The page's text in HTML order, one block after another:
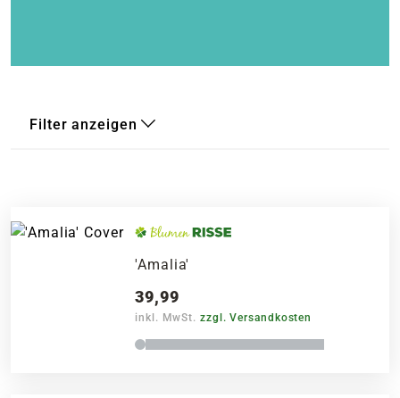
Filter anzeigen
'Amalia'
39,99
inkl. MwSt. zzgl. Versandkosten